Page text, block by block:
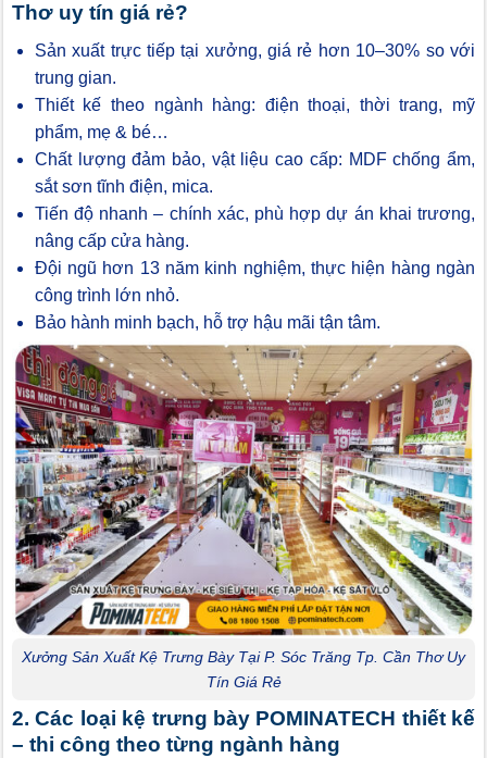
Thơ uy tín giá rẻ?
Sản xuất trực tiếp tại xưởng, giá rẻ hơn 10–30% so với
trung gian.
Thiết kế theo ngành hàng: điện thoại, thời trang, mỹ
phẩm, mẹ & bé…
Chất lượng đảm bảo, vật liệu cao cấp: MDF chống ẩm,
sắt sơn tĩnh điện, mica.
Tiến độ nhanh – chính xác, phù hợp dự án khai trương,
nâng cấp cửa hàng.
Đội ngũ hơn 13 năm kinh nghiệm, thực hiện hàng ngàn
công trình lớn nhỏ.
Bảo hành minh bạch, hỗ trợ hậu mãi tận tâm.
Xưởng Sản Xuất Kệ Trưng Bày Tại P. Sóc Trăng Tp. Cần Thơ Uy
Tín Giá Rẻ
2. Các loại kệ trưng bày POMINATECH thiết kế
– thi công theo từng ngành hàng